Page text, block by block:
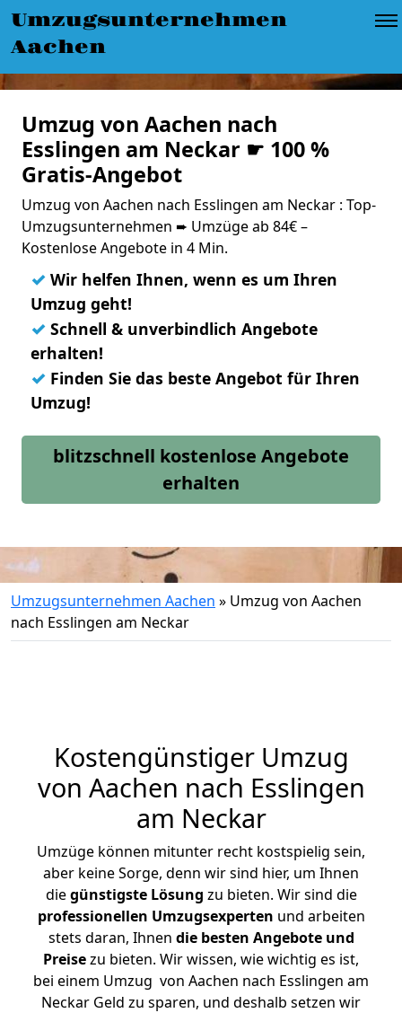
Umzugsunternehmen
Aachen
Umzug von Aachen nach
Esslingen am Neckar ☛ 100 %
Gratis-Angebot
Umzug von Aachen nach Esslingen am Neckar : Top-
Umzugsunternehmen ➨ Umzüge ab 84€ –
Kostenlose Angebote in 4 Min.
✓ Wir helfen Ihnen, wenn es um Ihren
Umzug geht!
✓ Schnell & unverbindlich Angebote
erhalten!
✓ Finden Sie das beste Angebot für Ihren
Umzug!
blitzschnell kostenlose Angebote
erhalten
Umzugsunternehmen Aachen » Umzug von Aachen
nach Esslingen am Neckar
Kostengünstiger Umzug
von Aachen nach Esslingen
am Neckar
Umzüge können mitunter recht kostspielig sein,
aber keine Sorge, denn wir sind hier, um Ihnen
diegünstigste Lösung zu bieten. Wir sind die
professionellen Umzugsexperten und arbeiten
stets daran, Ihnen die besten Angebote und
Preisezu bieten. Wir wissen, wie wichtig es ist,
bei einem Umzug von Aachen nach Esslingen am
Neckar Geld zu sparen, und deshalb setzen wir